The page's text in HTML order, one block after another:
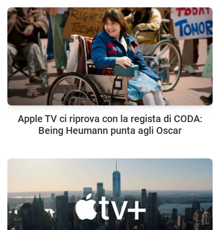
Apple TV ci riprova con la regista di CODA:
Being Heumann punta agli Oscar